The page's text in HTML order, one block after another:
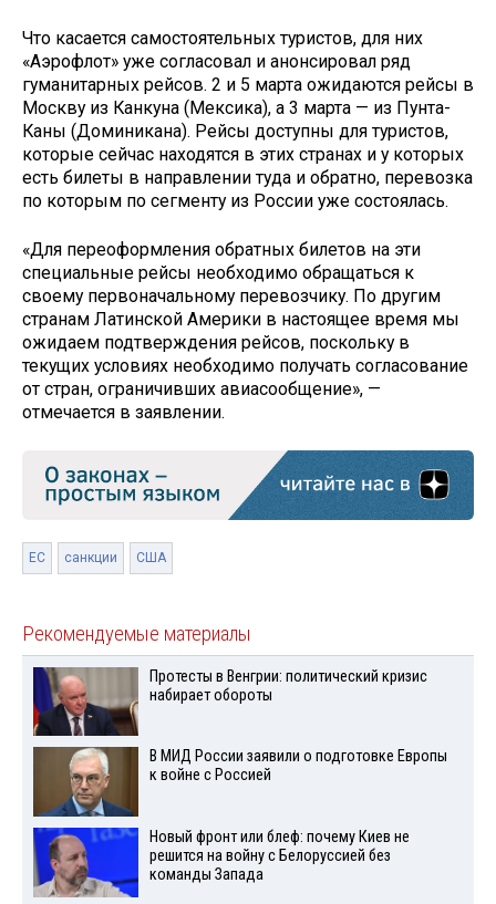
Что касается самостоятельных туристов, для них
«Аэрофлот» уже согласовал и анонсировал ряд
гуманитарных рейсов. 2 и 5 марта ожидаются рейсы в
Москву из Канкуна (Мексика), а 3 марта — из Пунта-
Каны (Доминикана). Рейсы доступны для туристов,
которые сейчас находятся в этих странах и у которых
есть билеты в направлении туда и обратно, перевозка
по которым по сегменту из России уже состоялась.
«Для переоформления обратных билетов на эти
специальные рейсы необходимо обращаться к
своему первоначальному перевозчику. По другим
странам Латинской Америки в настоящее время мы
ожидаем подтверждения рейсов, поскольку в
текущих условиях необходимо получать согласование
от стран, ограничивших авиасообщение», —
отмечается в заявлении.
ЕС санкции США
Рекомендуемые материалы
Протесты в Венгрии: политический кризис
набирает обороты
В МИД России заявили о подготовке Европы
к войне с Россией
Новый фронт или блеф: почему Киев не
решится на войну с Белоруссией без
команды Запада